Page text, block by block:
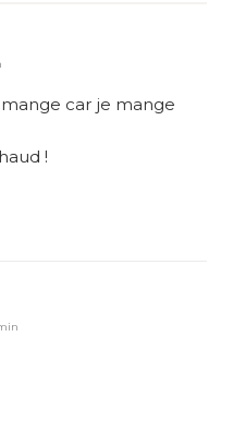
car je mange
!